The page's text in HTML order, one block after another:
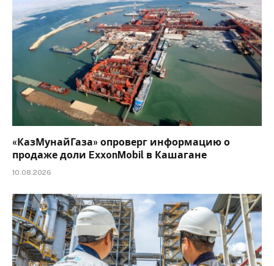
«КазМунайГаза» опроверг информацию о
продаже доли ExxonMobil в Кашагане
10.08.2026